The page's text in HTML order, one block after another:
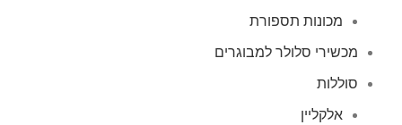
מכונות תספורת
מכשירי סלולר למבוגרים
סוללות
אלקליין